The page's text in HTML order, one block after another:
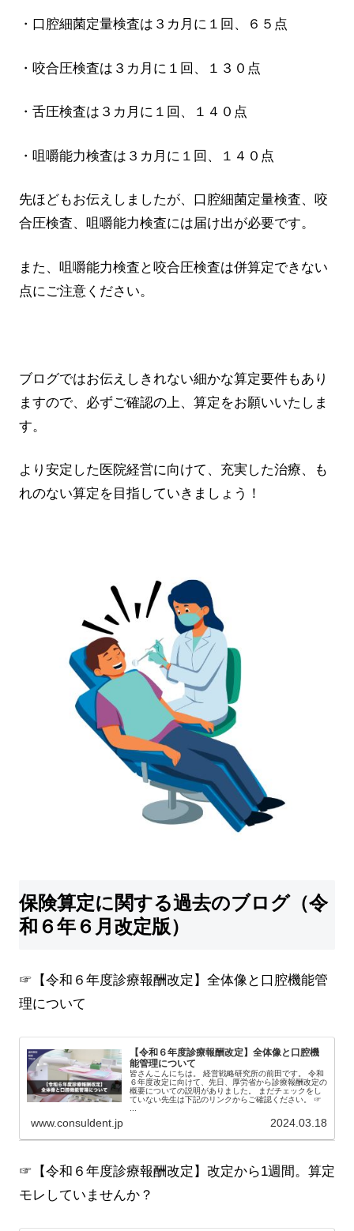
・口腔細菌定量検査は３カ月に１回、６５点
・咬合圧検査は３カ月に１回、１３０点
・舌圧検査は３カ月に１回、１４０点
・咀嚼能力検査は３カ月に１回、１４０点
先ほどもお伝えしましたが、口腔細菌定量検査、咬
合圧検査、咀嚼能力検査には届け出が必要です。
また、咀嚼能力検査と咬合圧検査は併算定できない
点にご注意ください。
ブログではお伝えしきれない細かな算定要件もあり
ますので、必ずご確認の上、算定をお願いいたしま
す。
より安定した医院経営に向けて、充実した治療、も
れのない算定を目指していきましょう！
保険算定に関する過去のブログ（令
和６年６月改定版）
☞【令和６年度診療報酬改定】全体像と口腔機能管
理について
【令和６年度診療報酬改定】全体像と口腔機
能管理について
皆さんこんにちは。 経営戦略研究所の前田です。 令和
６年度改定に向けて、先日、厚労省から診療報酬改定の
概要についての説明がありました。 まだチェックをし
ていない先生は下記のリンクからご確認ください。 ☞
www.consuldent.jp 2024.03.18
☞【令和６年度診療報酬改定】改定から1週間。算定
モレしていませんか？